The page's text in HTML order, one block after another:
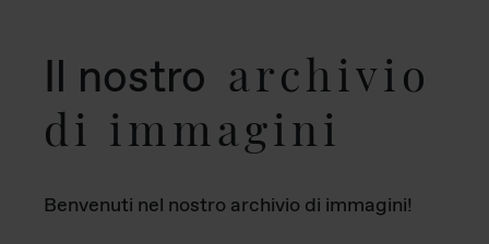
Il nostro archivio
di immagini
Benvenuti nel nostro archivio di immagini!